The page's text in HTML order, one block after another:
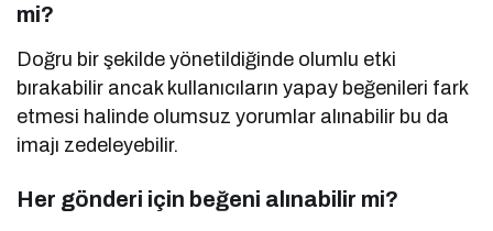
mi?
Doğru bir şekilde yönetildiğinde olumlu etki
bırakabilir ancak kullanıcıların yapay beğenileri fark
etmesi halinde olumsuz yorumlar alınabilir bu da
imajı zedeleyebilir.
Her gönderi için beğeni alınabilir mi?